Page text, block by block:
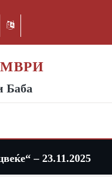
Баба
– 23.11.2025